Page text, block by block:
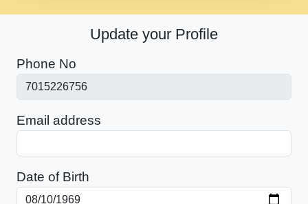
Update your Profile
Phone No
Email address
Date of Birth